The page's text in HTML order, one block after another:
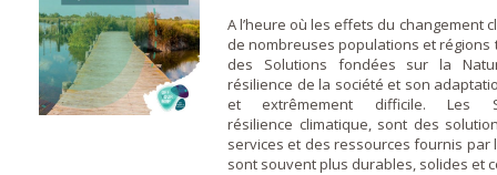
A l’heure où les effets du changement
de nombreuses populations et
des Solutions fondées sur la
résilience de la société et son
et extrêmement difficile. Les
résilience climatique, sont des
services et des ressources fournis
sont souvent plus durables, solides et